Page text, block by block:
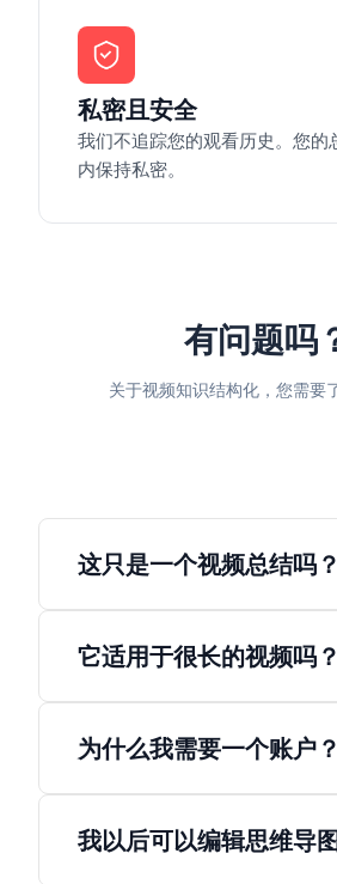
私密且安全
我们不追踪您的观看历史。您的
内保持私密。
有问题吗
关于视频知识结构化，您需要
这只是一个视频总结吗？
ClipMind将视频重构为带时间戳
它适用于很长的视频吗？
直播和播客剧集的所有内容。
为什么我需要一个账户？
并在以后编辑。
我以后可以编辑思维导